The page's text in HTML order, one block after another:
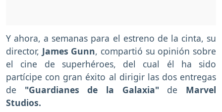
Y ahora, a semanas para el estreno de la cinta, su
director, James Gunn, compartió su opinión sobre
el cine de superhéroes, del cual él ha sido
partícipe con gran éxito al dirigir las dos entregas
de "Guardianes de la Galaxia" de Marvel
Studios.